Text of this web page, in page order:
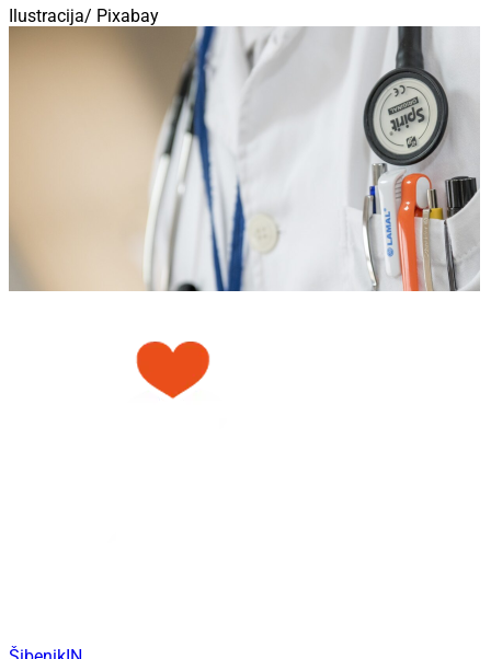
Ilustracija/ Pixabay